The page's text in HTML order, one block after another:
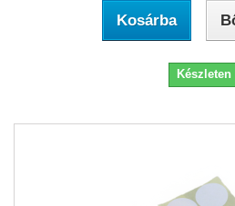
Kosárba
Készleten